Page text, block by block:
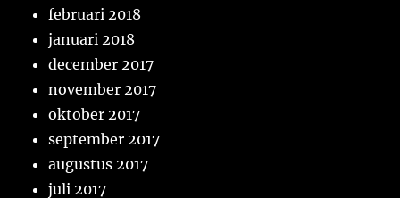
februari 2018
januari 2018
december 2017
november 2017
oktober 2017
september 2017
augustus 2017
juli 2017